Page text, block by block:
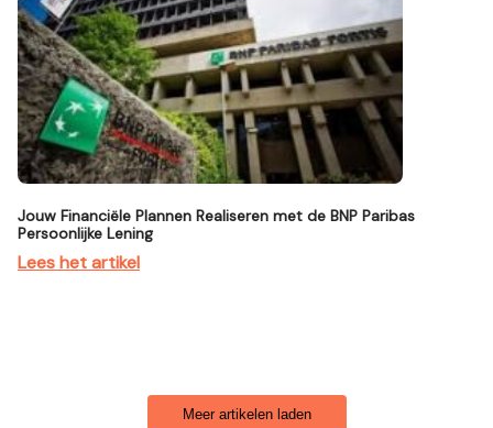
Jouw Financiële Plannen Realiseren met de BNP Paribas
Persoonlijke Lening
Lees het artikel
Meer artikelen laden